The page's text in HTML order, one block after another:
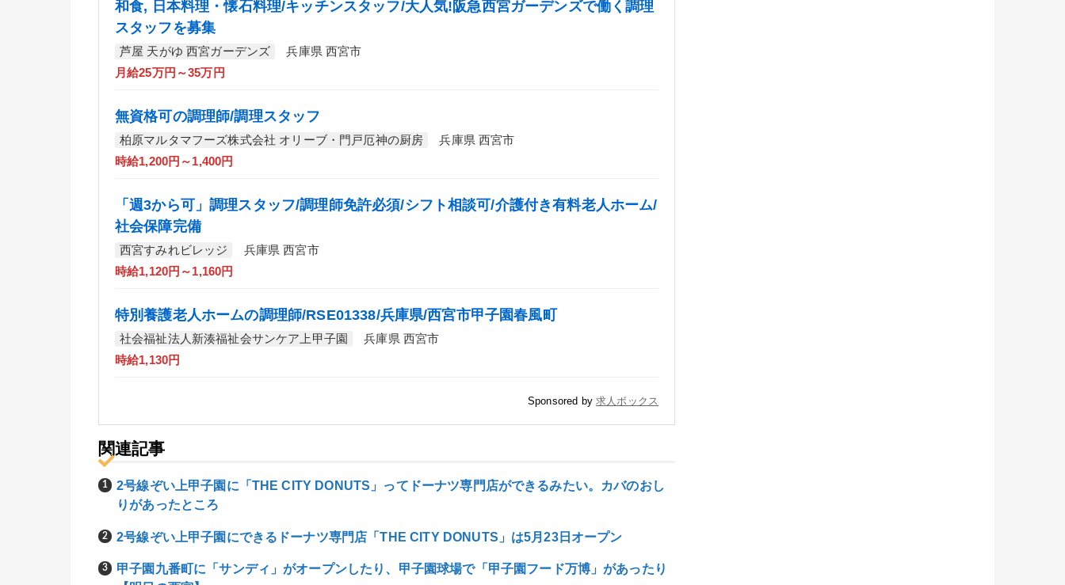
和食, 日本料理・懐石料理/キッチンスタッフ/大人気!阪急西宮ガーデンズで働く調理
スタッフを募集
芦屋 天がゆ 西宮ガーデンズ
兵庫県 西宮市
月給25万円～35万円
無資格可の調理師/調理スタッフ
柏原マルタマフーズ株式会社 オリーブ・門戸厄神の厨房
兵庫県 西宮市
時給1,200円～1,400円
「週3から可」調理スタッフ/調理師免許必須/シフト相談可/介護付き有料老人ホーム/
社会保障完備
西宮すみれビレッジ
兵庫県 西宮市
時給1,120円～1,160円
特別養護老人ホームの調理師/RSE01338/兵庫県/西宮市甲子園春風町
社会福祉法人新湊福祉会サンケア上甲子園
兵庫県 西宮市
時給1,130円
Sponsored by求人ボックス
関連記事
2号線ぞい上甲子園に「THE CITY DONUTS」ってドーナツ専門店ができるみたい。カバのおし
りがあったところ
2号線ぞい上甲子園にできるドーナツ専門店「THE CITY DONUTS」は5月23日オープン
甲子園九番町に「サンディ」がオープンしたり、甲子園球場で「甲子園フード万博」があったり